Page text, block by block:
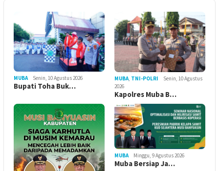
MUBA Senin, 10 Agustus 2026
Bupati Toha Buk…
MUBA TNI-POLRI
Senin, 10 Agustus
2026
Kapolres Muba B…
MUBA Minggu, 9 Agustus 2026
Muba Bersiap Ja…